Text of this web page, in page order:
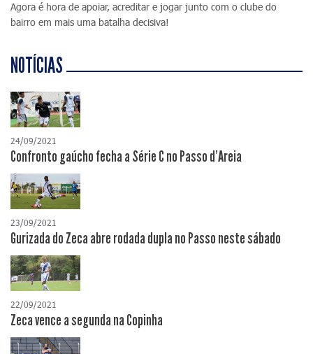
Agora é hora de apoiar, acreditar e jogar junto com o clube do
bairro em mais uma batalha decisiva!
NOTÍCIAS
24/09/2021
Confronto gaúcho fecha a Série C no Passo d'Areia
23/09/2021
Gurizada do Zeca abre rodada dupla no Passo neste sábado
22/09/2021
Zeca vence a segunda na Copinha